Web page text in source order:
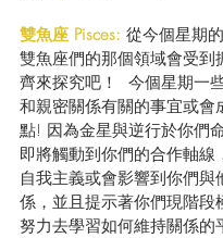
雙魚座 Pisces: 從今個星期
雙魚座們的那個領域會受到
齊來探究吧！  今個星期一
和親密關係有關的事宜或會
點! 因為金星與逆行於你們
即將觸動到你們的合作軸線
自我主義或會影響到你們與
係，並且提示著你們現階段
努力去學習如何維持關係的